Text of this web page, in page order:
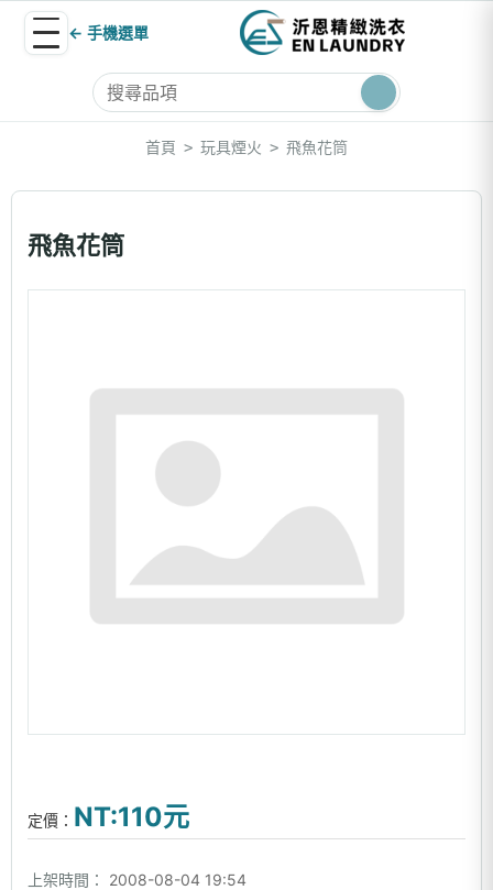
← 手機選單
首頁 > 玩具煙火 > 飛魚花筒
飛魚花筒
定價： NT:110元
上架時間：
2008-08-04 19:54